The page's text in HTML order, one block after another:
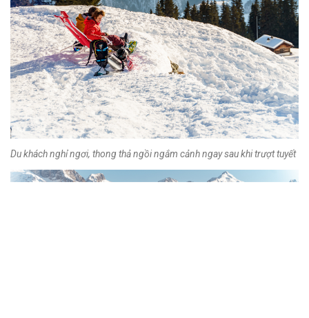
Du khách nghỉ ngơi, thong thả ngồi ngắm cảnh ngay sau khi trượt tuyết